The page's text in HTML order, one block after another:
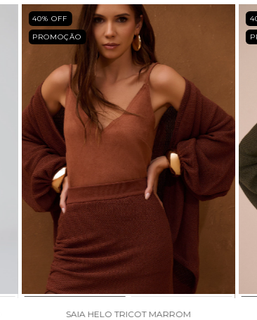
40% OFF
PROMOÇÃO
SAIA HELO TRICOT MARROM